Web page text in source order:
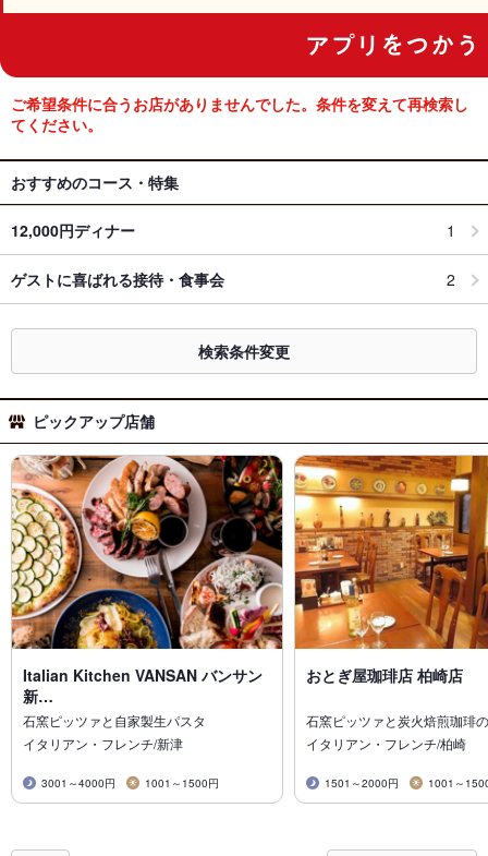
ご希望条件に合うお店がありませんでした。条件を変えて再検索し
てください。
おすすめのコース・特集
12,000円ディナー 1
ゲストに喜ばれる接待・食事会 2
検索条件変更
ピックアップ店舗
Italian Kitchen VANSAN バンサン
新…
石窯ピッツァと自家製生パスタ
イタリアン・フレンチ/新津
3001～4000円 1001～1500円
おとぎ屋珈琲店 柏崎店
石窯ピッツァと炭火焙煎珈琲
イタリアン・フレンチ/柏崎
1501～2000円 1001～